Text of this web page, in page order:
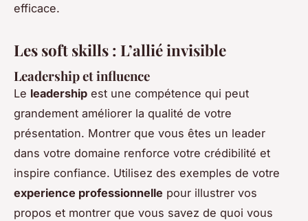
efficace.
Les soft skills : L’allié invisible
Leadership et influence
Le leadership est une compétence qui peut
grandement améliorer la qualité de votre
présentation. Montrer que vous êtes un leader
dans votre domaine renforce votre crédibilité et
inspire confiance. Utilisez des exemples de votre
experience professionnelle pour illustrer vos
propos et montrer que vous savez de quoi vous